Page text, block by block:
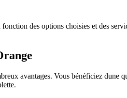
des options choisies et des
avantages. Vous bénéficiez dune